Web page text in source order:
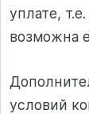
уплате,
возможна
условий